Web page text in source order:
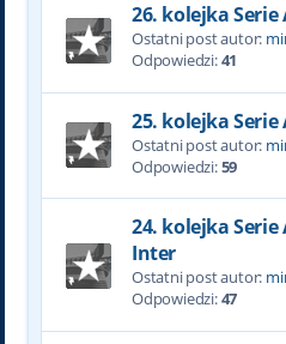
26. kolejka
Ostatni post autor:
Odpowiedzi:41
25. kolejka
Ostatni post autor:
Odpowiedzi:59
24. kolejka Serie
Inter
Ostatni post autor:
Odpowiedzi:47